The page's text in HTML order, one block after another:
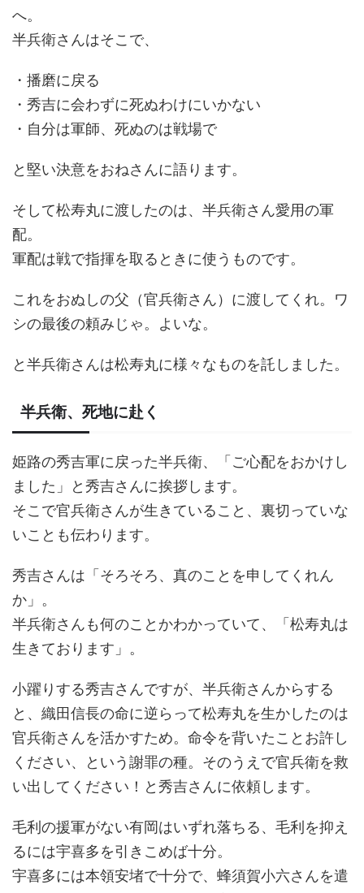
へ。
半兵衛さんはそこで、
・播磨に戻る
・秀吉に会わずに死ぬわけにいかない
・自分は軍師、死ぬのは戦場で
と堅い決意をおねさんに語ります。
そして松寿丸に渡したのは、半兵衛さん愛用の軍
配。
軍配は戦で指揮を取るときに使うものです。
これをおぬしの父（官兵衛さん）に渡してくれ。ワ
シの最後の頼みじゃ。よいな。
と半兵衛さんは松寿丸に様々なものを託しました。
半兵衛、死地に赴く
姫路の秀吉軍に戻った半兵衛、「ご心配をおかけし
ました」と秀吉さんに挨拶します。
そこで官兵衛さんが生きていること、裏切っていな
いことも伝わります。
秀吉さんは「そろそろ、真のことを申してくれん
か」。
半兵衛さんも何のことかわかっていて、「松寿丸は
生きております」。
小躍りする秀吉さんですが、半兵衛さんからする
と、織田信長の命に逆らって松寿丸を生かしたのは
官兵衛さんを活かすため。命令を背いたことお許し
ください、という謝罪の種。そのうえで官兵衛を救
い出してください！と秀吉さんに依頼します。
毛利の援軍がない有岡はいずれ落ちる、毛利を抑え
るには宇喜多を引きこめば十分。
宇喜多には本領安堵で十分で、蜂須賀小六さんを遣